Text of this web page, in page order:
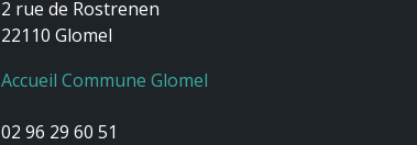
2 rue de Rostrenen
22110 Glomel
Accueil Commune Glomel
02 96 29 60 51